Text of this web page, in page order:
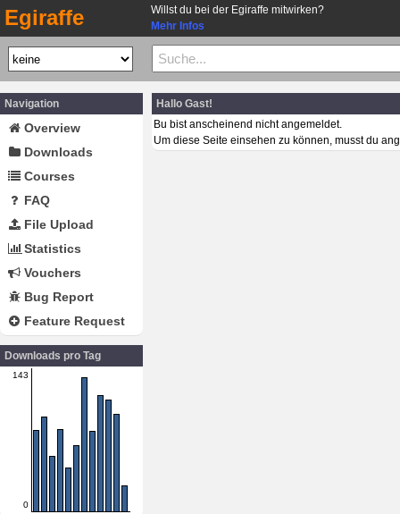
Egiraffe
Willst du bei der Egiraffe mitwirken?
Mehr Infos
Navigation
Overview
Downloads
Courses
FAQ
File Upload
Statistics
Vouchers
Bug Report
Feature Request
Downloads pro Tag
143
0
Hallo Gast!
Bu bist anscheinend nicht angemeldet.
Um diese Seite einsehen zu können, musst du